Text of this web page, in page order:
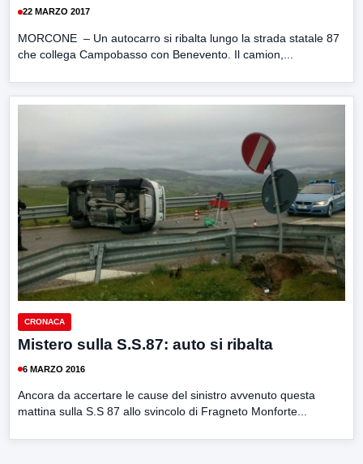
22 MARZO 2017
MORCONE – Un autocarro si ribalta lungo la strada statale 87
che collega Campobasso con Benevento. Il camion,...
CRONACA
Mistero sulla S.S.87: auto si ribalta
6 MARZO 2016
Ancora da accertare le cause del sinistro avvenuto questa
mattina sulla S.S 87 allo svincolo di Fragneto Monforte...